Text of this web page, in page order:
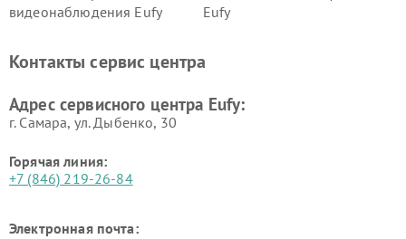
видеонаблюдения Eufy
Eufy
Контакты сервис центра
Адрес сервисного центра Eufy:
г. Самара, ул. Дыбенко, 30
Горячая линия:
+7 (846) 219-26-84
Электронная почта: